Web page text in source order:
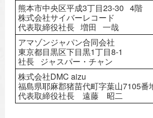
熊本市中央区平成3丁目23-30 4階
株式会社サイバーレコード
代表取締役社長 増田 一哉
アマゾンジャパン合同会社
東京都目黒区下目黒1丁目8-1
社長 ジャスパー・チャン
株式会社DMC aizu
福島県耶麻郡猪苗代町字葉山7105番
代表取締役社長 遠藤 昭二